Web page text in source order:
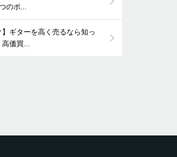
のポ...
】ギターを高く売るなら知っ
価買...